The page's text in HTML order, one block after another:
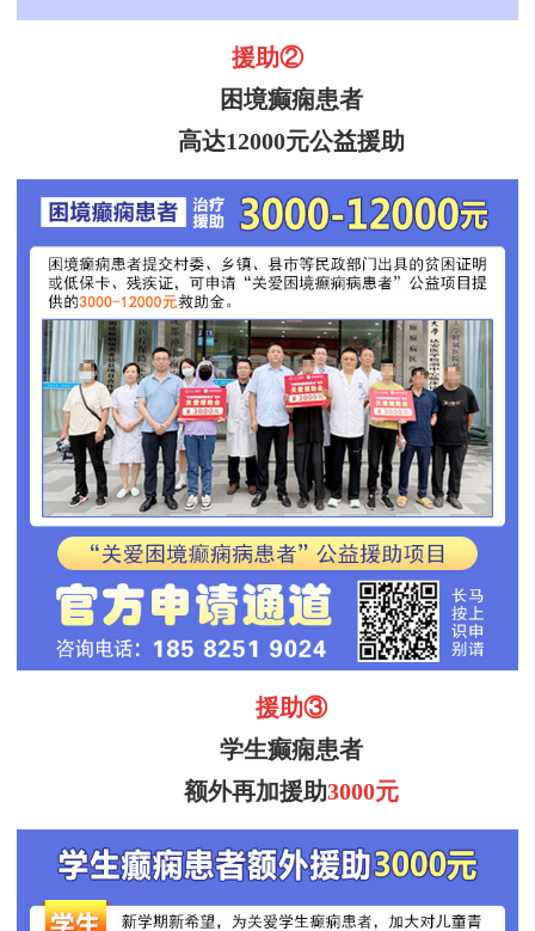
援助②
困境癫痫患者
高达12000元公益援助
援助③
学生癫痫患者
额外再加援助3000元